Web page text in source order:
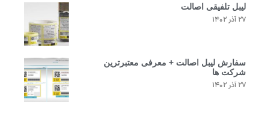
لیبل تلفیقی اصالت
۲۷ آذر ۱۴۰۲
سفارش لیبل اصالت + معرفی معتبرترین
شرکت ها
۲۷ آذر ۱۴۰۲